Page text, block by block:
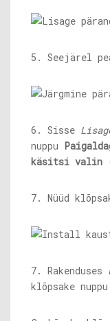
5. Seejärel
6. Sisse
nuppu
käsitsi valin
7. Nüüd
7. Rakenduses
klõpsake nuppu